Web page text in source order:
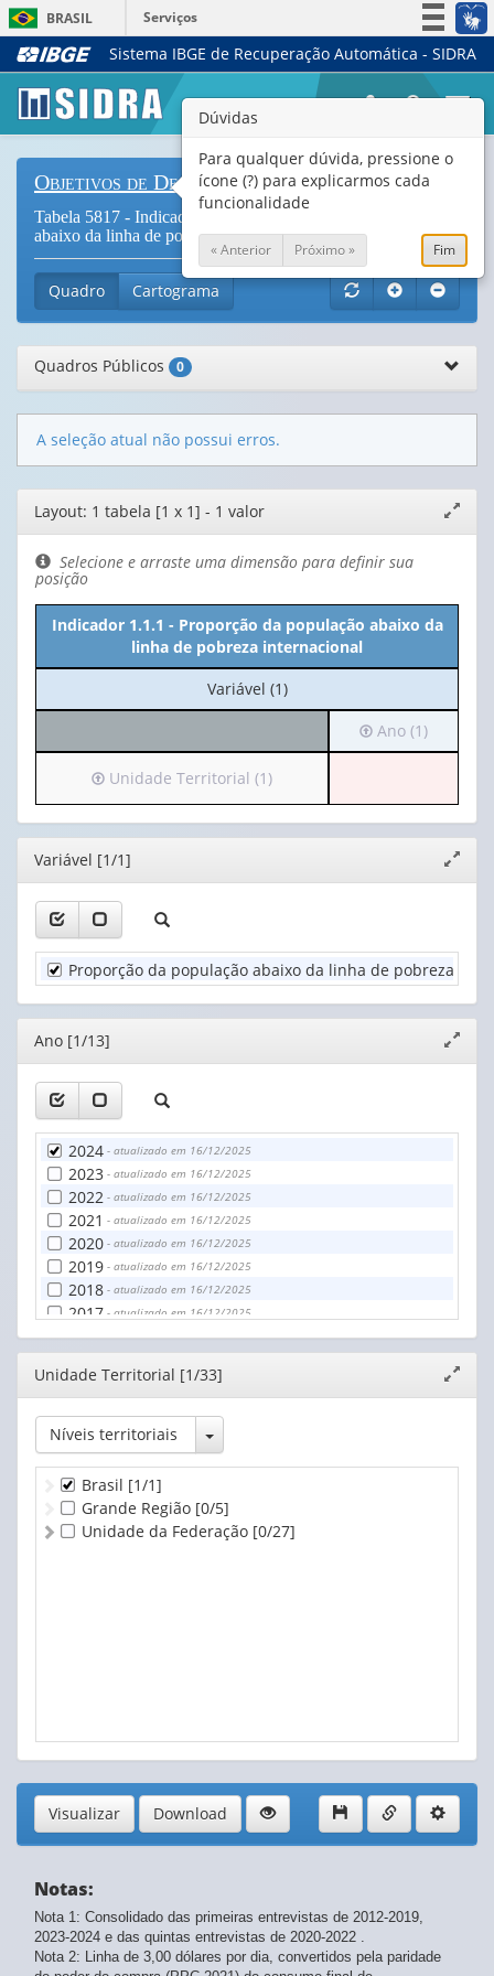
BRASIL
Serviços
Simplifique!
Legislação
Canais
Sistema IBGE de Recuperação Automática - SIDRA
Objetivos de Desenvolvimento Sustentável
Tabela 5817 - Indicador 1.1.1 - Proporção da população
abaixo da linha de pobreza internacional (Vide Notas
Quadro Cartograma
Quadros Públicos 0
A seleção atual não possui erros.
Editor
de
layout
janela
Layout: 1 tabela [1 x 1] - 1 valor
Selecione e arraste uma dimensão para definir sua
posição
Indicador 1.1.1 - Proporção da população abaixo da
linha de pobreza internacional
No
cabeçalho:
(1)
Variável (1)
Irá
para
(possui
apenas
valor):
(1)
Ano (1)
Irá
para
o
cabeçalho
(possui
apenas
1
valor):
Unidade
(1)
Unidade Territorial (1)
Editor
janela
Variável [1/1]
Proporção da população abaixo da linha de pobreza
Editor
janela
Ano [1/13]
2024 - atualizado em 16/12/2025
2023 - atualizado em 16/12/2025
2022 - atualizado em 16/12/2025
2021 - atualizado em 16/12/2025
2020 - atualizado em 16/12/2025
2019 - atualizado em 16/12/2025
2018 - atualizado em 16/12/2025
2017 - atualizado em 16/12/2025
2016- atualizado em 16/12/2025
2015
2014 - atualizado em 16/12/2025
2013
2012- atualizado em 16/12/2025
Editor
janela
Unidade Territorial [1/33]
Níveis territoriais Toggle Dropdown
Brasil [1/1]
Grande Região [0/5]
Unidade da Federação [0/27]
Visualizar Download
Notas:
Nota 1: Consolidado das primeiras entrevistas de 2012-2019,
2023-2024 e das quintas entrevistas de 2020-2022 .
Nota 2: Linha de 3,00 dólares por dia, convertidos pela paridade
Dúvidas
Para qualquer dúvida, pressione o
ícone (?) para explicarmos cada
funcionalidade
« Anterior Próximo » Fim